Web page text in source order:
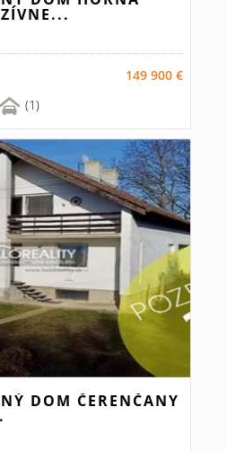
149 900 €
(1)
DOM ČERENČANY